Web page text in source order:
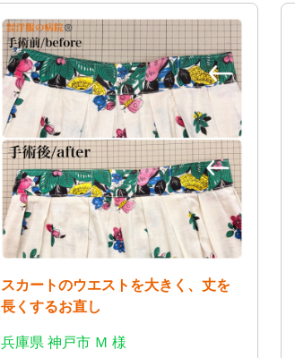
スカートのウエストを大きく、丈を
長くするお直し
兵庫県 神戸市 Ｍ 様